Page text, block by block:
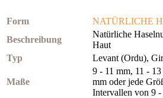
Form
NATÜRLICHE
Beschreibung
Natürliche
Haut
Typ
Levant (Ordu),
Maße
9 - 11 mm, 11 -
mm oder jede
Intervallen von 9